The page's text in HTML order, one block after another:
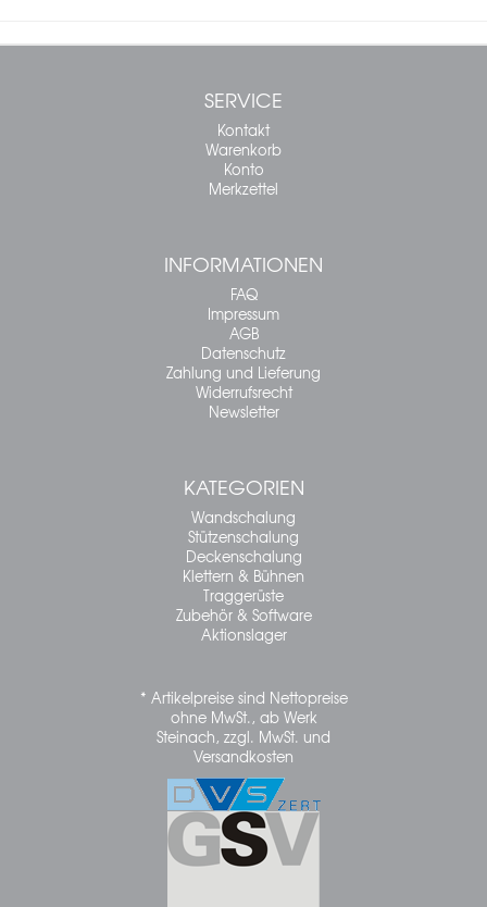
SERVICE
Kontakt
Warenkorb
Konto
Merkzettel
INFORMATIONEN
FAQ
Impressum
AGB
Datenschutz
Zahlung und Lieferung
Widerrufsrecht
Newsletter
KATEGORIEN
Wandschalung
Stützenschalung
Deckenschalung
Klettern & Bühnen
Traggerüste
Zubehör & Software
Aktionslager
* Artikelpreise sind Nettopreise
ohne MwSt., ab Werk
Steinach, zzgl. MwSt. und
Versandkosten